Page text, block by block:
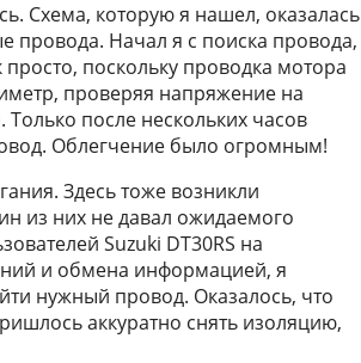
Схема, которую я нашел, оказалась
Начал я с поиска провода,
просто, поскольку проводка мотора
проверяя напряжение на
после нескольких часов
Облегчение было огромным!
Здесь тоже возникли
из них не давал ожидаемого
Suzuki DT30RS на
и обмена информацией, я
нужный провод. Оказалось, что
аккуратно снять изоляцию,